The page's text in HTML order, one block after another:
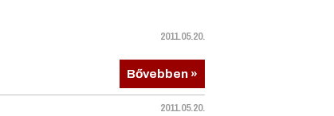
2011.05.20.
Bővebben »
2011.05.20.